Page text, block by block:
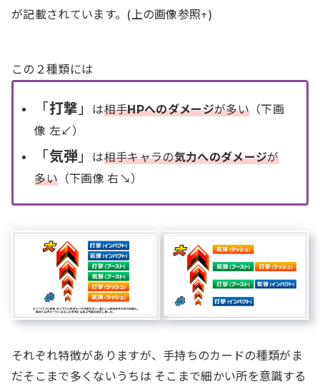
が記載されています。(上の画像参照↑)
この２種類には
「打撃 」 は相手HPへのダメージが多い（下画
像 左↙️）
「 気弾 」 は相手キャラの気力へのダメージが
多い（下画像 右↘️）
それぞれ特徴がありますが、手持ちのカードの種類がま
だそこまで多くないうちは そこまで細かい所を意識する